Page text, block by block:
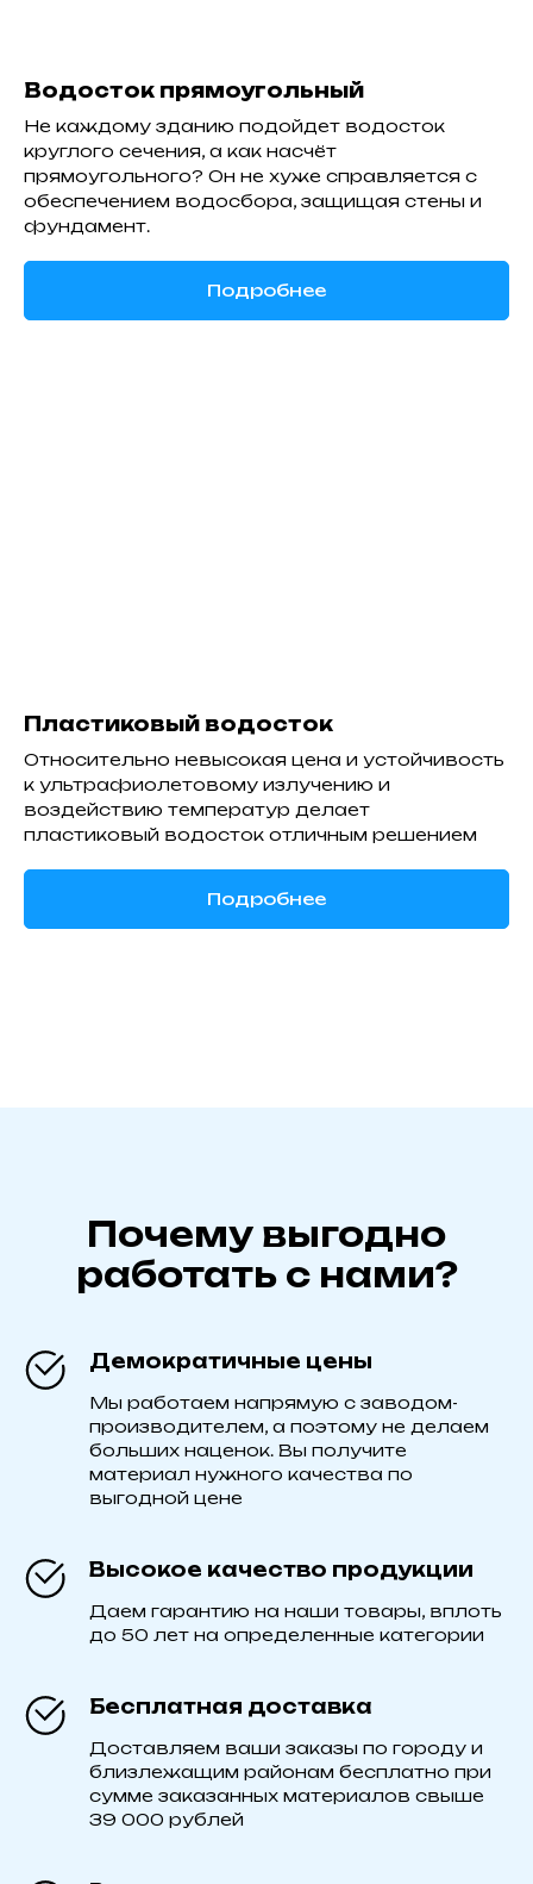
Водосток прямоугольный
Не каждому зданию подойдет водосток
круглого сечения, а как насчёт
прямоугольного? Он не хуже справляется с
обеспечением водосбора, защищая стены и
фундамент.
Подробнее
Пластиковый водосток
Относительно невысокая цена и устойчивость
к ультрафиолетовому излучению и
воздействию температур делает
пластиковый водосток отличным решением
Подробнее
Почему выгодно
работать с нами?
Демократичные цены
Мы работаем напрямую с заводом-
производителем, а поэтому не делаем
больших наценок. Вы получите
материал нужного качества по
выгодной цене
Высокое качество продукции
Даем гарантию на наши товары, вплоть
до 50 лет на определенные категории
Бесплатная доставка
Доставляем ваши заказы по городу и
близлежащим районам бесплатно при
сумме заказанных материалов свыше
39 000 рублей